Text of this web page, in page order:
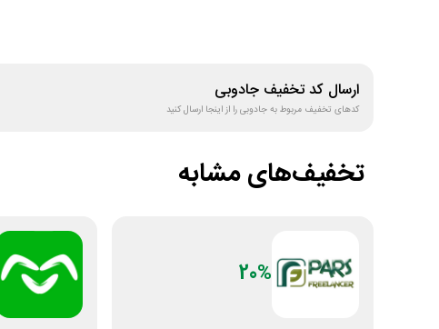
ارسال کد تخفیف جادوبی
کدهای تخفیف مربوط بهجادوبیرا از اینجا ارسال کنید
تخفیف‌های مشابه
20%